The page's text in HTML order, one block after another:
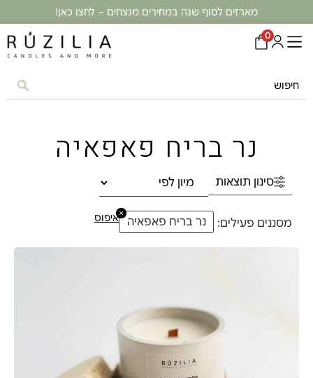
מארזים לסוף שנה במחירים מנצחים – לחצו כאן!
0
נר בריח פאפאיה
סינון תוצאות
מסננים פעילים: נר בריח פאפאיה
×איפוס